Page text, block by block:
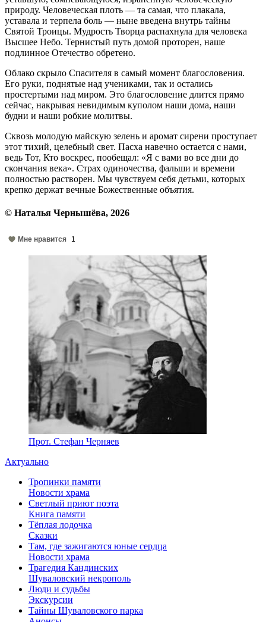
природу. Человеческая плоть — та самая, что плакала,
уставала и терпела боль — ныне введена внутрь тайны
Святой Троицы. Мудрость Творца распахнула для человека
Высшее Небо. Тернистый путь домой проторен, наше
подлинное Отечество обретено.
Облако скрыло Спасителя в самый момент благословения.
Его руки, поднятые над учениками, так и остались
простертыми над миром. Это благословение длится прямо
сейчас, накрывая невидимым куполом наши дома, наши
будни и наши робкие молитвы.
Сквозь молодую майскую зелень и аромат сирени проступает
этот тихий, целебный свет. Пасха навечно остается с нами,
ведь Тот, Кто воскрес, пообещал: «Я с вами во все дни до
скончания века». Страх одиночества, фальши и времени
полностью растворен. Мы чувствуем себя детьми, которых
крепко держат вечные Божественные объятия.
© Наталья Чернышёва, 2026
Мне нравится 1
Прот. Стефан Черняев
Актуально
Тропинки памяти
Новости храма
Светлый приют поэта
Книга памяти
Тёплая лодочка
Сказки
Там, где зажигаются юные сердца
Новости храма
Трагедия Кандинских
Шуваловский некрополь
Люди и судьбы
Экскурсии
Тайны Шуваловского парка